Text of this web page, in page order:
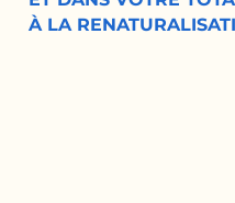
À LA